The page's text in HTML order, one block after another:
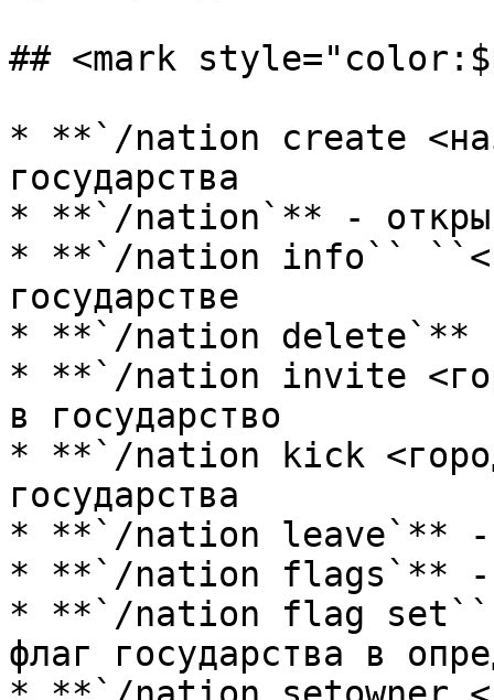
## <mark
* **`/nation create
государства
* **`/nation`** -
* **`/nation info``
государстве
* **`/nation delete`** -
* **`/nation invite
в государство
* **`/nation kick
государства
* **`/nation leave`** -
* **`/nation flags`** -
* **`/nation flag set``
флаг государства в